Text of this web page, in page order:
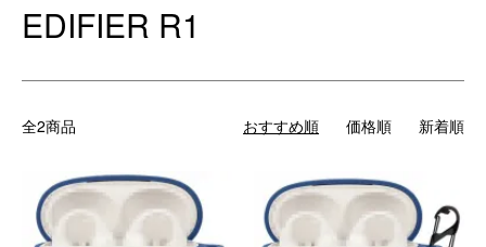
EDIFIER R1
全2商品 おすすめ順 価格順 新着順